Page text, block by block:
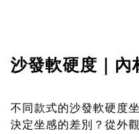
沙發軟硬度｜內
不同款式的沙發軟硬度
決定坐感的差別？從外